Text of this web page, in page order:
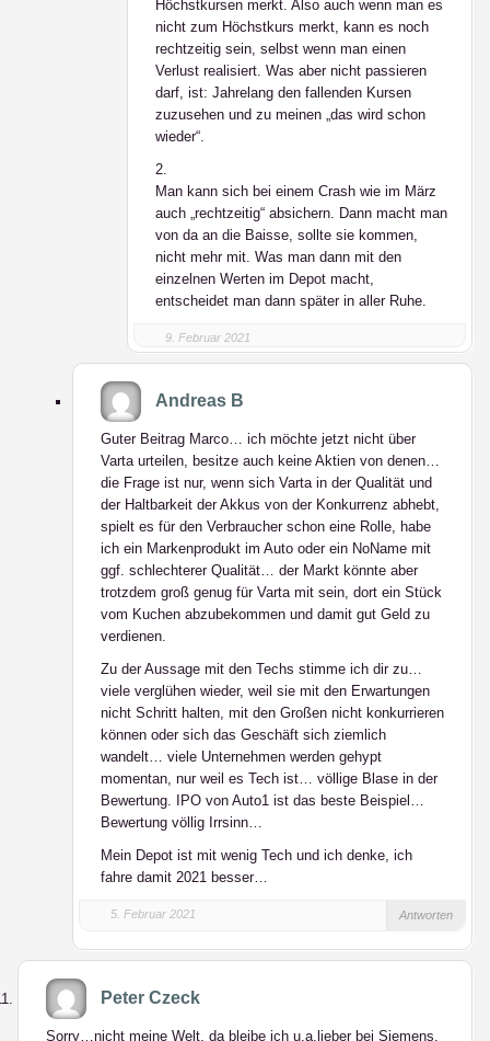
Höchstkursen merkt. Also auch wenn man es
nicht zum Höchstkurs merkt, kann es noch
rechtzeitig sein, selbst wenn man einen
Verlust realisiert. Was aber nicht passieren
darf, ist: Jahrelang den fallenden Kursen
zuzusehen und zu meinen „das wird schon
wieder“.
2.
Man kann sich bei einem Crash wie im März
auch „rechtzeitig“ absichern. Dann macht man
von da an die Baisse, sollte sie kommen,
nicht mehr mit. Was man dann mit den
einzelnen Werten im Depot macht,
entscheidet man dann später in aller Ruhe.
9. Februar 2021
Andreas B
Guter Beitrag Marco… ich möchte jetzt nicht über
Varta urteilen, besitze auch keine Aktien von denen…
die Frage ist nur, wenn sich Varta in der Qualität und
der Haltbarkeit der Akkus von der Konkurrenz abhebt,
spielt es für den Verbraucher schon eine Rolle, habe
ich ein Markenprodukt im Auto oder ein NoName mit
ggf. schlechterer Qualität… der Markt könnte aber
trotzdem groß genug für Varta mit sein, dort ein Stück
vom Kuchen abzubekommen und damit gut Geld zu
verdienen.
Zu der Aussage mit den Techs stimme ich dir zu…
viele verglühen wieder, weil sie mit den Erwartungen
nicht Schritt halten, mit den Großen nicht konkurrieren
können oder sich das Geschäft sich ziemlich
wandelt… viele Unternehmen werden gehypt
momentan, nur weil es Tech ist… völlige Blase in der
Bewertung. IPO von Auto1 ist das beste Beispiel…
Bewertung völlig Irrsinn…
Mein Depot ist mit wenig Tech und ich denke, ich
fahre damit 2021 besser…
5. Februar 2021 Antworten
Peter Czeck
Sorry…nicht meine Welt, da bleibe ich u.a.lieber bei Siemens,